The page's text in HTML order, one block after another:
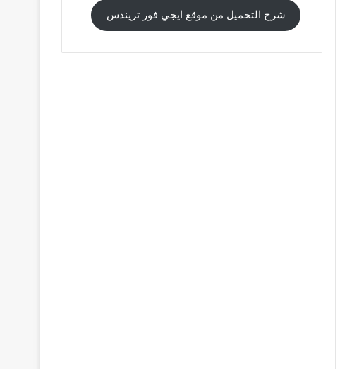
شرح التحميل من موقع ايجي فور تريندس